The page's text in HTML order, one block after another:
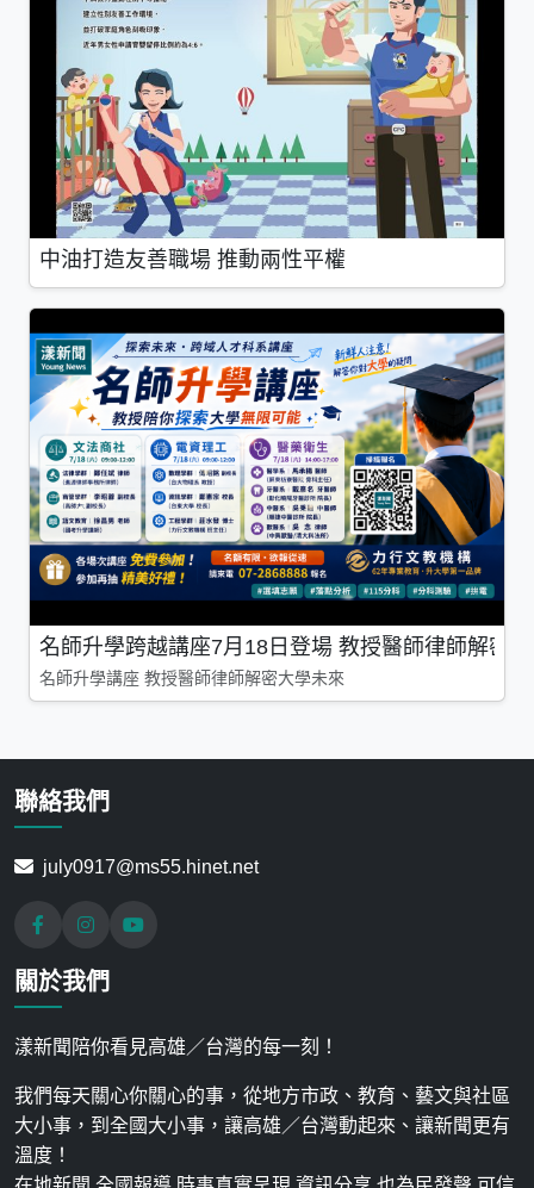
中油打造友善職場 推動兩性平權
名師升學跨越講座7月18日登場 教授醫師律師解密
名師升學講座 教授醫師律師解密大學未來
聯絡我們
july0917@ms55.hinet.net
關於我們
漾新聞陪你看見高雄／台灣的每一刻！
我們每天關心你關心的事，從地方市政、教育、藝文與社區
大小事，到全國大小事，讓高雄／台灣動起來、讓新聞更有
溫度！